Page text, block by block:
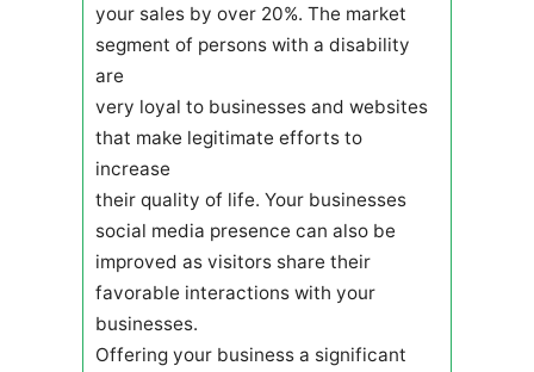
your sales by over 20%. The market
segment of persons with a disability
are
very loyal to businesses and websites
that make legitimate efforts to
increase
their quality of life. Your businesses
social media presence can also be
improved as visitors share their
favorable interactions with your
businesses.
Offering your business a significant